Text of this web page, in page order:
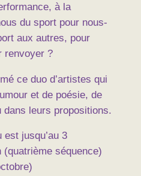
à la
du sport pour nous-
aux autres, pour
renvoyer ?
ce duo d’artistes qui
et de poésie, de
leurs propositions.
est jusqu’au 3
(quatrième séquence)